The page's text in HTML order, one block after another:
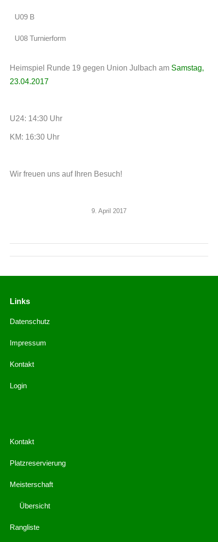
Heimspiel Runde 19 gegen Union Julbach am Samstag,
23.04.2017
U24: 14:30 Uhr
KM: 16:30 Uhr
Wir freuen uns auf Ihren Besuch!
9. April 2017
U09 B
U08 Turnierform
Links
Datenschutz
Impressum
Kontakt
Login
Kontakt
Platzreservierung
Meisterschaft
Übersicht
Rangliste